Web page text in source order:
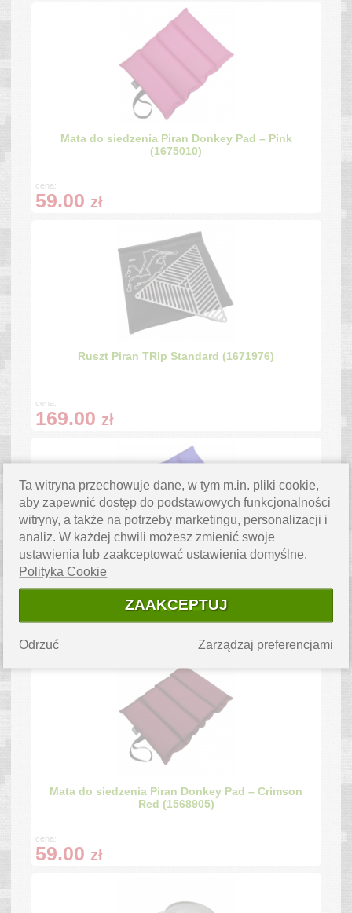
Mata do siedzenia Piran Donkey Pad – Pink
(1675010)
cena:
59.00 zł
Ruszt Piran TRIp Standard (1671976)
cena:
169.00 zł
Mata do siedzenia Piran Donkey Pad – Blue
(1668143)
cena:
59.00
Mata do siedzenia Piran Donkey Pad – Crimson
Red (1568905)
cena:
59.00 zł
Ta witryna przechowuje dane, w tym m.in. pliki cookie,
aby zapewnić dostęp do podstawowych funkcjonalności
witryny, a także na potrzeby marketingu, personalizacji i
analiz. W każdej chwili możesz zmienić swoje
ustawienia lub zaakceptować ustawienia domyślne.
Polityka Cookie
ZAAKCEPTUJ
Zarządzaj preferencjami
Odrzuć